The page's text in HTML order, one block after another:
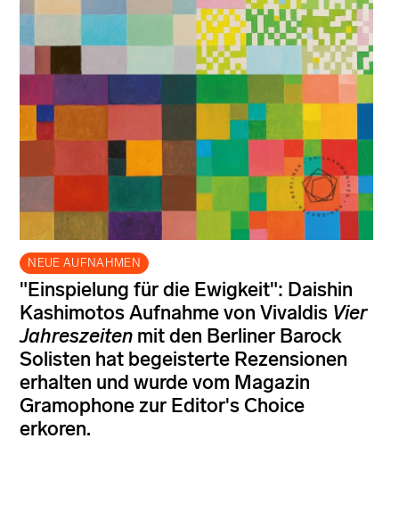
NEUE AUFNAHMEN
"Einspielung für die Ewigkeit": Daishin
Kashimotos Aufnahme von Vivaldis Vier
Jahreszeiten mit den Berliner Barock
Solisten hat begeisterte Rezensionen
erhalten und wurde vom Magazin
Gramophone zur Editor's Choice
erkoren.